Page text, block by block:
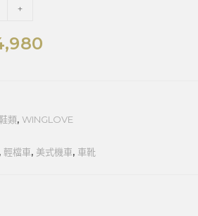
+
類,WINGLOVE
, 輕檔車, 美式機車, 車靴